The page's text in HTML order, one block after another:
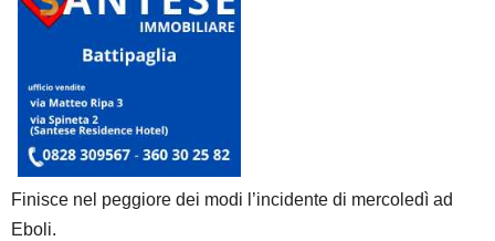
Finisce nel peggiore dei modi l’incidente di mercoledì ad
Eboli.